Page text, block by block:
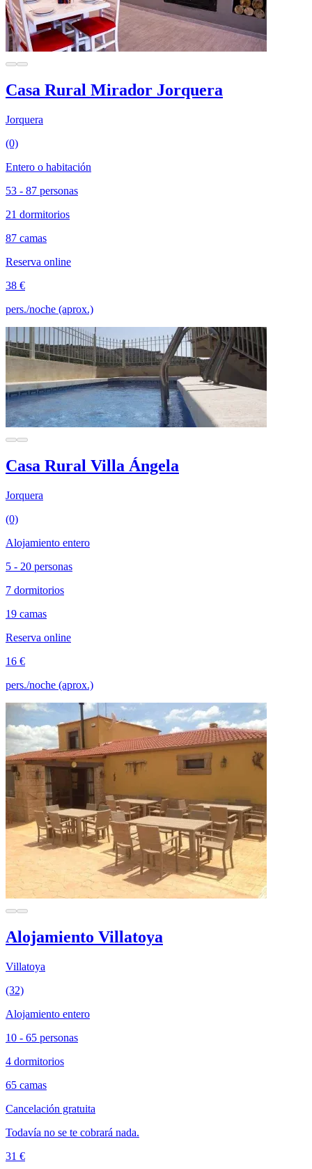
Casa Rural Mirador Jorquera
Jorquera
(0)
Entero o habitación
53 - 87 personas
21 dormitorios
87 camas
Reserva online
38 €
pers./noche (aprox.)
Casa Rural Villa Ángela
Jorquera
(0)
Alojamiento entero
5 - 20 personas
7 dormitorios
19 camas
Reserva online
16 €
pers./noche (aprox.)
Alojamiento Villatoya
Villatoya
(32)
Alojamiento entero
10 - 65 personas
4 dormitorios
65 camas
Cancelación gratuita
Todavía no se te cobrará nada.
31 €